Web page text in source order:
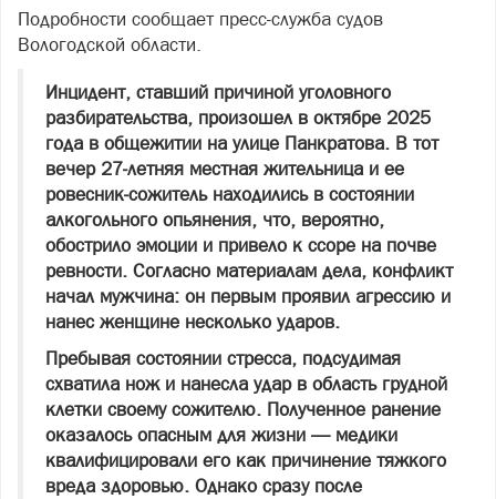
Подробности сообщает пресс-служба судов
Вологодской области.
Инцидент, ставший причиной уголовного
разбирательства, произошел в октябре 2025
года в общежитии на улице Панкратова. В тот
вечер 27‑летняя местная жительница и ее
ровесник‑сожитель находились в состоянии
алкогольного опьянения, что, вероятно,
обострило эмоции и привело к ссоре на почве
ревности. Согласно материалам дела, конфликт
начал мужчина: он первым проявил агрессию и
нанес женщине несколько ударов.
Пребывая состоянии стресса, подсудимая
схватила нож и нанесла удар в область грудной
клетки своему сожителю. Полученное ранение
оказалось опасным для жизни — медики
квалифицировали его как причинение тяжкого
вреда здоровью. Однако сразу после